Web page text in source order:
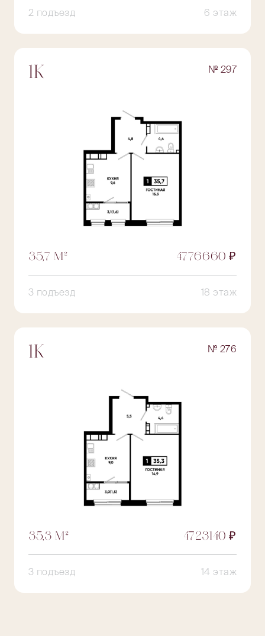
2 подъезд 6 этаж
1К № 297
35,7 М² 4776660 ₽
3 подъезд 18 этаж
1К № 276
35,3 М² 4723140 ₽
3 подъезд 14 этаж